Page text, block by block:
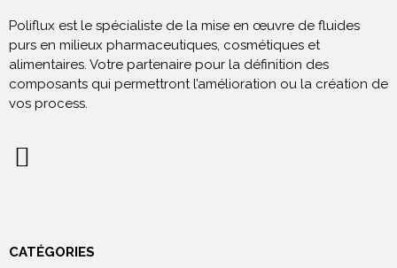
Poliflux est le spécialiste de la mise en œuvre de fluides
purs en milieux pharmaceutiques, cosmétiques et
alimentaires. Votre partenaire pour la définition des
composants qui permettront l’amélioration ou la création de
vos process.
CATÉGORIES